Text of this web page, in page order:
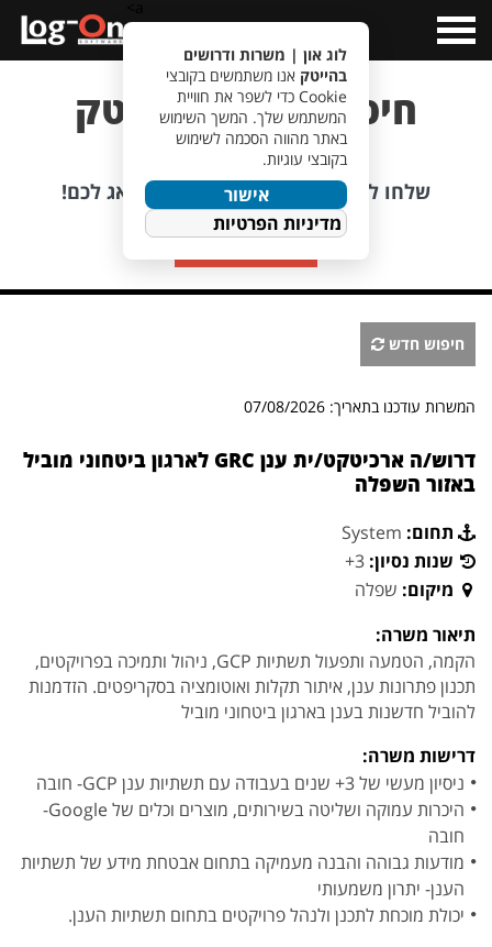
Menu
חיפוש משרות הייטק
לא מוצאים משרה מתאימה?
שלחו לנו קורות חיים, אנחנו כבר נדאג לכם!
שליחת קורות חיים
חיפוש חדש
המשרות עודכנו בתאריך: 07/08/2026
דרוש/ה ארכיטקט/ית ענן GRC לארגון ביטחוני מוביל
באזור השפלה
תחום: System
שנות נסיון: 3+
מיקום: שפלה
תיאור משרה:
הקמה, הטמעה ותפעול תשתיות GCP, ניהול ותמיכה בפרויקטים,
תכנון פתרונות ענן, איתור תקלות ואוטומציה בסקריפטים. הזדמנות
להוביל חדשנות בענן בארגון ביטחוני מוביל
דרישות משרה:
ניסיון מעשי של 3+ שנים בעבודה עם תשתיות ענן GCP- חובה
היכרות עמוקה ושליטה בשירותים, מוצרים וכלים של Google-
חובה
מודעות גבוהה והבנה מעמיקה בתחום אבטחת מידע של תשתיות
הענן- יתרון משמעותי
יכולת מוכחת לתכנן ולנהל פרויקטים בתחום תשתיות הענן.
לוג און | משרות ודרושים
בהייטק אנו משתמשים בקובצי
Cookie כדי לשפר את חוויית
המשתמש שלך. המשך השימוש
באתר מהווה הסכמה לשימוש
בקובצי עוגיות.
אישור
מדיניות הפרטיות